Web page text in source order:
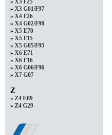
» X3 F25
» X3 G01/F97
» X4 F26
» X4 G02/F98
» X5 E70
» X5 F15
» X5 G05/F95
» X6 E71
» X6 F16
» X6 G06/F96
» X7 G07
Z
» Z4 E89
» Z4 G29